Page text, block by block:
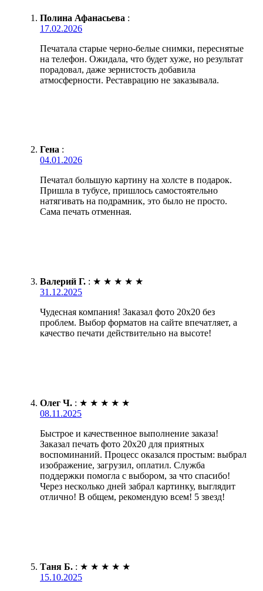
Полина Афанасьева :
17.02.2026
Печатала старые черно-белые снимки, переснятые
на телефон. Ожидала, что будет хуже, но результат
порадовал, даже зернистость добавила
атмосферности. Реставрацию не заказывала.
Гена :
04.01.2026
Печатал большую картину на холсте в подарок.
Пришла в тубусе, пришлось самостоятельно
натягивать на подрамник, это было не просто.
Сама печать отменная.
Валерий Г. : ★ ★ ★ ★ ★
31.12.2025
Чудесная компания! Заказал фото 20х20 без
проблем. Выбор форматов на сайте впечатляет, а
качество печати действительно на высоте!
Олег Ч. : ★ ★ ★ ★ ★
08.11.2025
Быстрое и качественное выполнение заказа!
Заказал печать фото 20х20 для приятных
воспоминаний. Процесс оказался простым: выбрал
изображение, загрузил, оплатил. Служба
поддержки помогла с выбором, за что спасибо!
Через несколько дней забрал картинку, выглядит
отлично! В общем, рекомендую всем! 5 звезд!
Таня Б. : ★ ★ ★ ★ ★
15.10.2025